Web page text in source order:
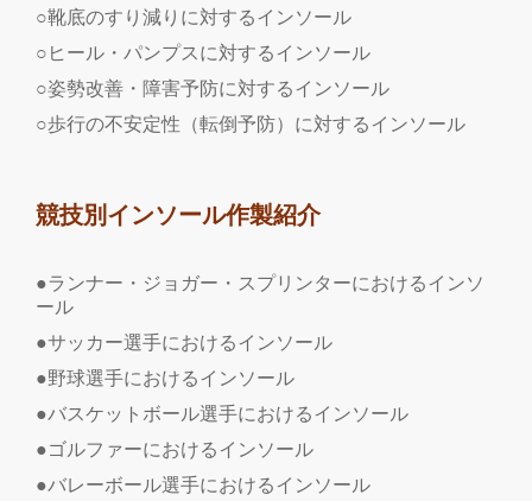
○靴底のすり減りに対するインソール
○ヒール・パンプスに対するインソール
○姿勢改善・障害予防に対するインソール
○歩行の不安定性（転倒予防）に対するインソール
競技別インソール作製紹介
●ランナー・ジョガー・スプリンターにおけるインソ
ール
●サッカー選手におけるインソール
●野球選手におけるインソール
●バスケットボール選手におけるインソール
●ゴルファーにおけるインソール
●バレーボール選手におけるインソール